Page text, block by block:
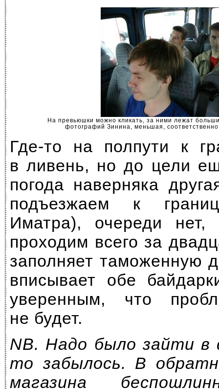
На превьюшки можно кликать, за ними лежат
фотографий Зинина, меньшая,
Где-то на полпути к
в ливень, но до цели
погода наверняка
подъезжаем к
Иматра), очереди
проходим всего за
заполняет таможенную
вписывает обе
уверенным, что
не будет.
NB. Надо было зайти в
то забылось. В
магазина